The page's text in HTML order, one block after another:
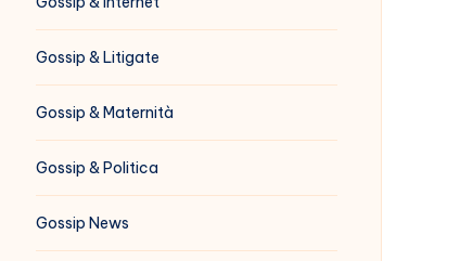
Gossip & Litigate
Gossip & Maternità
Gossip & Politica
Gossip News